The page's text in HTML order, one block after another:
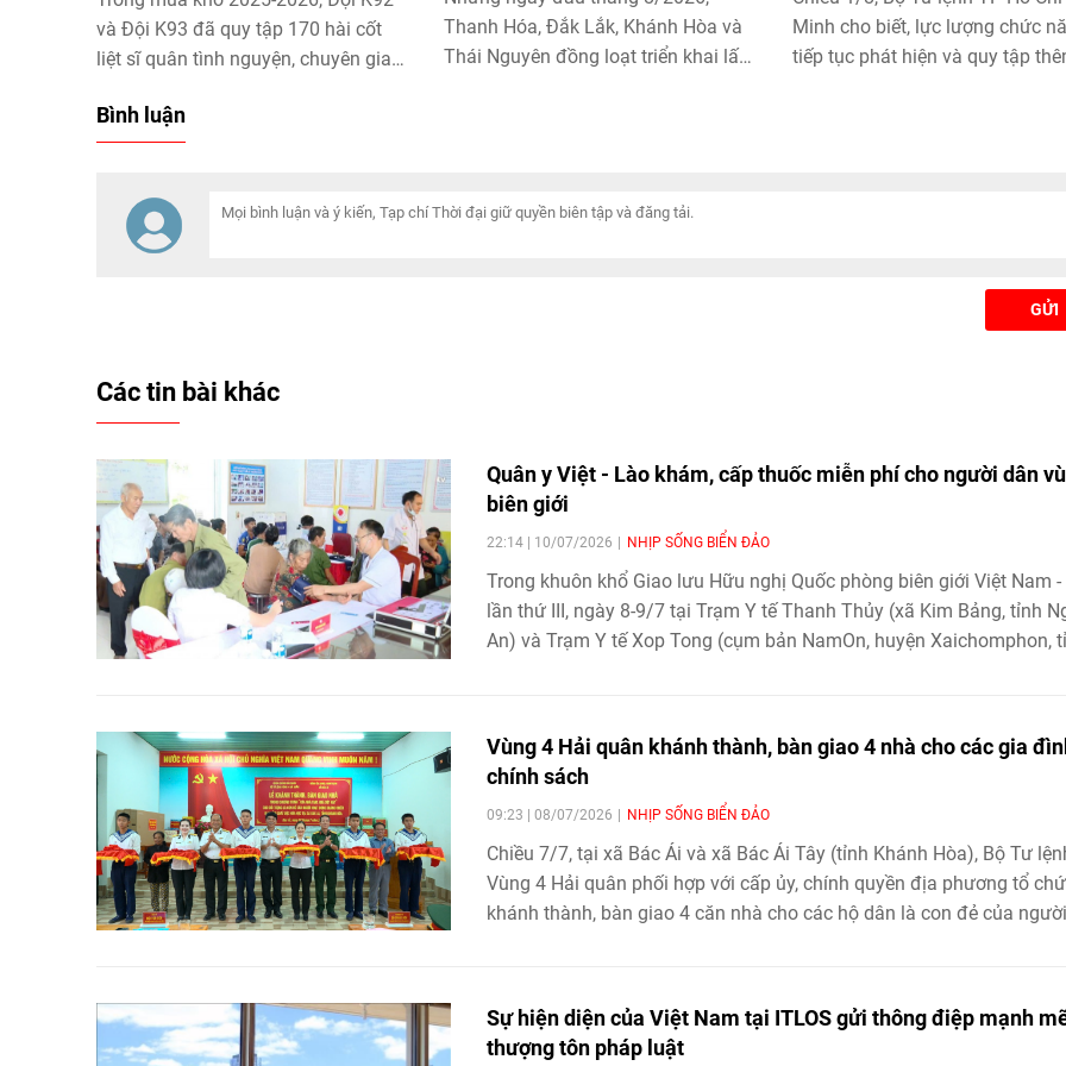
và Đội K93 đã quy tập 170 hài cốt
liệt sĩ quân tình nguyện, chuyên gia
trên địa bàn tỉnh An Giang. Trong đó,
một hài cốt được xác định danh tính
Thanh Hóa, Đắk Lắk, Khánh Hòa và
Thái Nguyên đồng loạt triển khai lấy
phục vụ việc xác định danh tính liệt
Minh cho biết, lực lượng chức
tiếp tục phát hiện và quy tập
Bình luận
GỬI
Các tin bài khác
Quân y Việt - Lào khám, cấp thuốc miễn phí cho người dân
biên giới
22:14 | 10/07/2026 NHỊP SỐNG BIỂN ĐẢO
Trong khuôn khổ Giao lưu Hữu nghị Quốc phòng biên giới Việt Nam -
lần thứ III, ngày 8-9/7 tại Trạm Y tế Thanh Thủy (xã Kim Bảng, tỉnh
An) và Trạm Y tế Xop Tong (cụm bản NamOn, huyện Xaichomphon,
Vùng 4 Hải quân khánh thành, bàn giao 4 nhà cho các gia
chính sách
09:23 | 08/07/2026 NHỊP SỐNG BIỂN ĐẢO
Chiều 7/7, tại xã Bác Ái và xã Bác Ái Tây (tỉnh Khánh Hòa), Bộ Tư
Vùng 4 Hải quân phối hợp với cấp ủy, chính quyền địa phương tổ
khánh thành, bàn giao 4 căn nhà cho các hộ dân là con đẻ của người
Sự hiện diện của Việt Nam tại ITLOS gửi thông điệp mạnh
thượng tôn pháp luật